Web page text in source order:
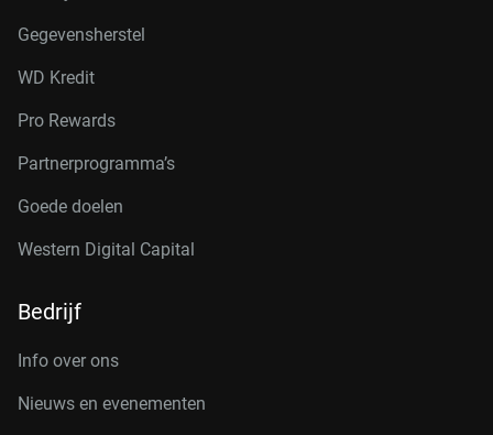
Gegevensherstel
WD Kredit
Pro Rewards
Partnerprogramma’s
Goede doelen
Western Digital Capital
Bedrijf
Info over ons
Nieuws en evenementen